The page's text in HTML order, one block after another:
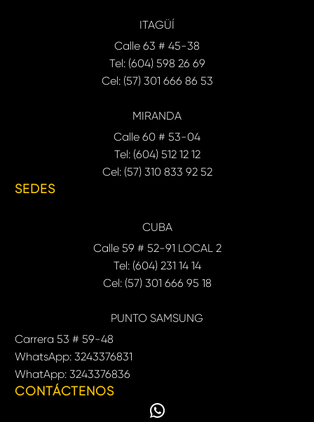
ITAGÜÍ
Calle 63 # 45-38
Tel: (604) 598 26 69
Cel: (57) 301 666 86 53
MIRANDA
Calle 60 # 53-04
Tel: (604) 512 12 12
Cel: (57) 310 833 92 52
SEDES
CUBA
Calle 59 # 52-91 LOCAL 2
Tel: (604) 231 14 14
Cel: (57) 301 666 95 18
PUNTO SAMSUNG
Carrera 53 # 59-48
WhatsApp: 3243376831
WhatApp: 3243376836
CONTÁCTENOS